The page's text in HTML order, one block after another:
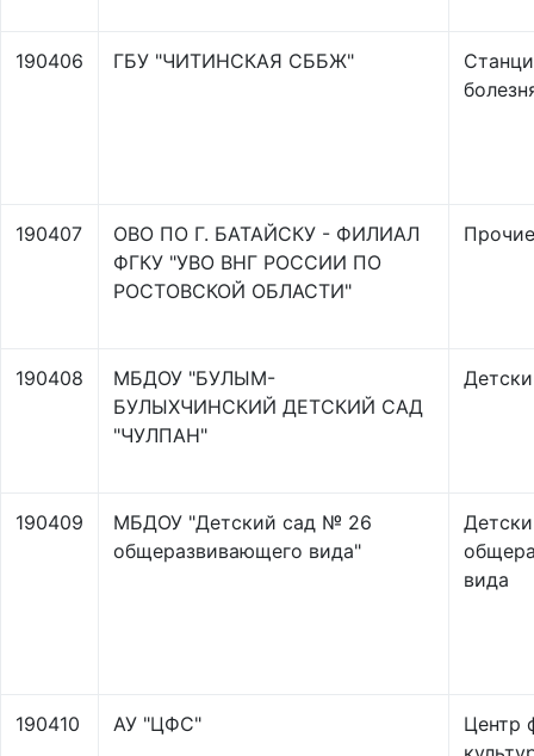
190406 ГБУ "ЧИТИНСКАЯ СББЖ"
190407
ОВО ПО Г. БАТАЙСКУ - ФИЛИАЛ
ФГКУ "УВО ВНГ РОССИИ ПО
РОСТОВСКОЙ ОБЛАСТИ"
Прочие
190408
МБДОУ "БУЛЫМ-
БУЛЫХЧИНСКИЙ ДЕТСКИЙ САД
"ЧУЛПАН"
190409
МБДОУ "Детский сад № 26
общеразвивающего вида"
вида
190410 АУ "ЦФС"
Центр